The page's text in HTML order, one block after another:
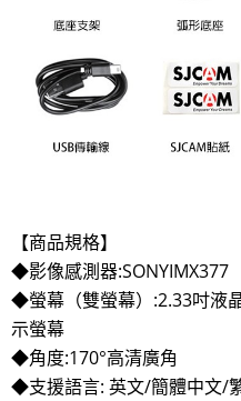
【商品規格】
◆影像感測器:SONYIMX377
◆螢幕（雙螢幕）:2.33吋液
示螢幕
◆角度:170°高清廣角
◆支援語言: 英文/簡體中文/